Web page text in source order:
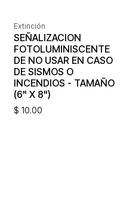
Extinción
SEÑALIZACION
FOTOLUMINISCENTE
DE NO USAR EN CASO
DE SISMOS O
INCENDIOS - TAMAÑO
(6" X 8")
$ 10.00